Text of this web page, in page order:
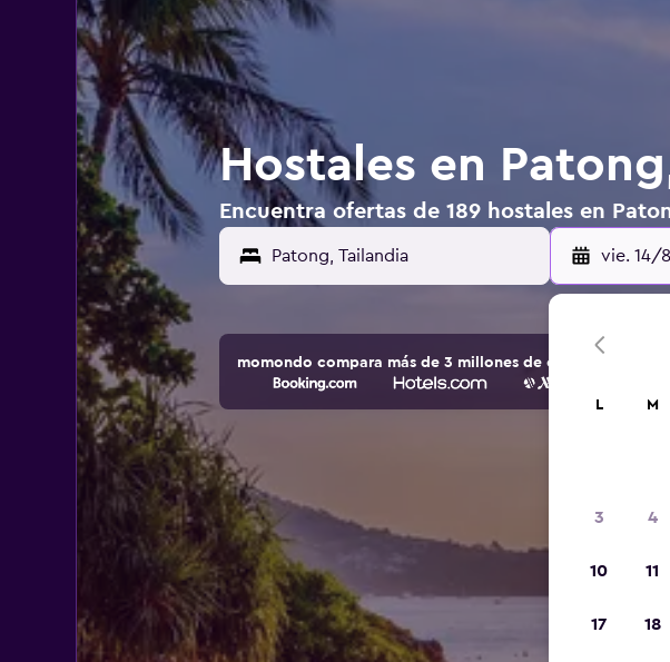
Hostales en
Encuentra ofertas de 189 hostales en
vie. 14/8
momondo compara más de 3 millones de opciones de
L M
3 4
10 11
17 18